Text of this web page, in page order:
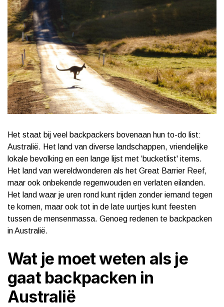
Het staat bij veel backpackers bovenaan hun to-do list:
Australië. Het land van diverse landschappen, vriendelijke
lokale bevolking en een lange lijst met ‘bucketlist' items.
Het land van wereldwonderen als het Great Barrier Reef,
maar ook onbekende regenwouden en verlaten eilanden.
Het land waar je uren rond kunt rijden zonder iemand tegen
te komen, maar ook tot in de late uurtjes kunt feesten
tussen de mensenmassa. Genoeg redenen te backpacken
in Australië.
Wat je moet weten als je
gaat backpacken in
Australië